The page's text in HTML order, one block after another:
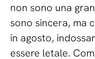
non sono una
sono sincera, ma
in agosto,
essere letale.